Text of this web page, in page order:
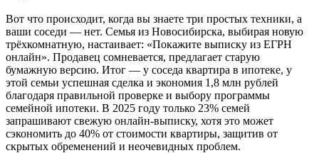
Вот что происходит, когда вы знаете три простых техники, а
ваши соседи — нет. Семья из Новосибирска, выбирая новую
трёхкомнатную, настаивает: «Покажите выписку из ЕГРН
онлайн». Продавец сомневается, предлагает старую
бумажную версию. Итог — у соседа квартира в ипотеке, у
этой семьи успешная сделка и экономия 1,8 млн рублей
благодаря правильной проверке и выбору программы
семейной ипотеки. В 2025 году только 23% семей
запрашивают свежую онлайн-выписку, хотя это может
сэкономить до 40% от стоимости квартиры, защитив от
скрытых обременений и неочевидных проблем.